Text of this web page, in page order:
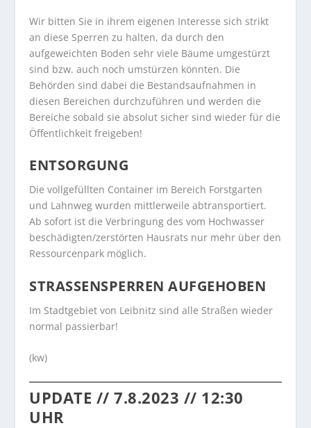
Wir bitten Sie in ihrem eigenen Interesse sich strikt
an diese Sperren zu halten, da durch den
aufgeweichten Boden sehr viele Bäume umgestürzt
sind bzw. auch noch umstürzen könnten. Die
Behörden sind dabei die Bestandsaufnahmen in
diesen Bereichen durchzuführen und werden die
Bereiche sobald sie absolut sicher sind wieder für die
Öffentlichkeit freigeben!
ENTSORGUNG
Die vollgefüllten Container im Bereich Forstgarten
und Lahnweg wurden mittlerweile abtransportiert.
Ab sofort ist die Verbringung des vom Hochwasser
beschädigten/zerstörten Hausrats nur mehr über den
Ressourcenpark möglich.
STRASSENSPERREN AUFGEHOBEN
Im Stadtgebiet von Leibnitz sind alle Straßen wieder
normal passierbar!
(kw)
UPDATE // 7.8.2023 // 12:30
UHR